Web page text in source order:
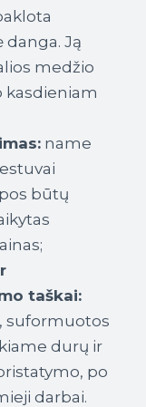
danga. Ją
medžio
kasdieniam
name
būtų
taškai:
suformuotos
durų ir
po
darbai.